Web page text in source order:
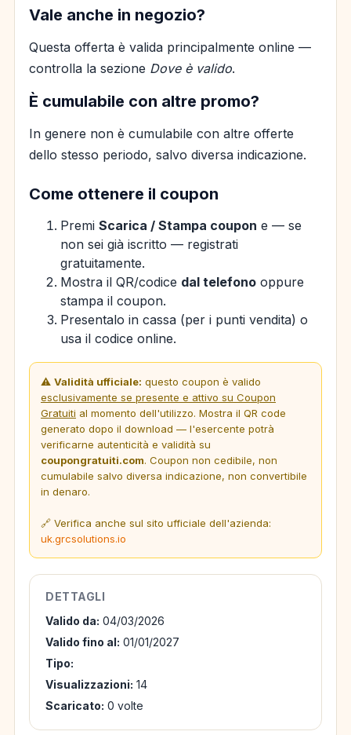
Vale anche in negozio?
Questa offerta è valida principalmente online —
controlla la sezione Dove è valido.
È cumulabile con altre promo?
In genere non è cumulabile con altre offerte
dello stesso periodo, salvo diversa indicazione.
Come ottenere il coupon
Premi Scarica / Stampa coupon e — se
non sei già iscritto — registrati
gratuitamente.
Mostra il QR/codice dal telefono oppure
stampa il coupon.
Presentalo in cassa (per i punti vendita) o
usa il codice online.
⚠️ Validità ufficiale: questo coupon è valido
esclusivamente se presente e attivo su Coupon
Gratuiti al momento dell'utilizzo. Mostra il QR code
generato dopo il download — l'esercente potrà
verificarne autenticità e validità su
coupongratuiti.com. Coupon non cedibile, non
cumulabile salvo diversa indicazione, non convertibile
in denaro.
🔗 Verifica anche sul sito ufficiale dell'azienda:
uk.grcsolutions.io
DETTAGLI
Valido da: 04/03/2026
Valido fino al: 01/01/2027
Tipo:
Visualizzazioni: 14
Scaricato: 0 volte